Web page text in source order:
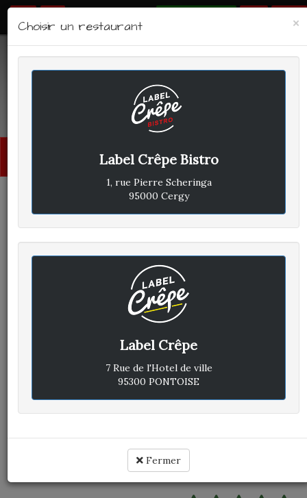
LABEL CRÊPE - BISTRO
CLIENT A A
ÉCRIT LE DIMANCHE 21 AVRIL
-
Ambiance :
×
Choisir un restaurant
Label Crêpe Bistro
1, rue Pierre Scheringa
95000 Cergy
Label Crêpe
7 Rue de l'Hotel de ville
95300 PONTOISE
Fermer